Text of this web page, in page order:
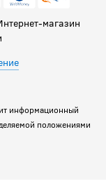
магазин
информационный
положениями